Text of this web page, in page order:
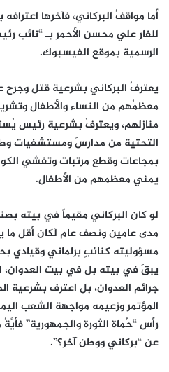
أما مواقفُ البركاني، فآخرها
للفار علي محسن الأحمر بـ “نائب
الرسمية بموقع الفيسبوك.
يعترفُ البركاني بشرعية قتل وجرح
معظمُهم من النساء والأطفال
منازلهم، ويعترِفُ بشرعية رئيس
التحتية من مدارسَ ومستشفيات
يمني معظمهم من الأطفال.
لو كان البركاني مقيماً في بيته
مدى عامين ونصف عام لَكان أقل
مسؤوليته كنائبٍ برلماني وقيادي
يبقَ في بيته بل في بيت العدوان،
جرائم العدوان، بل اعترف بشرعية
المؤتمر وزعيمه مواجهة الشعب
رأس “حُماة الثورة والجمهورية”
عن “بركاني ووطن آخر؟”.